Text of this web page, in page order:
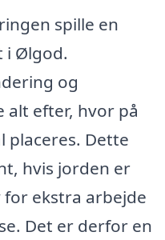
spille en
i Ølgod.
og
alt efter, hvor på
placeres. Dette
hvis jorden er
ekstra arbejde
Det er derfor en